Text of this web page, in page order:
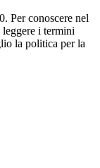
Per conoscere nel
i termini
la politica per la